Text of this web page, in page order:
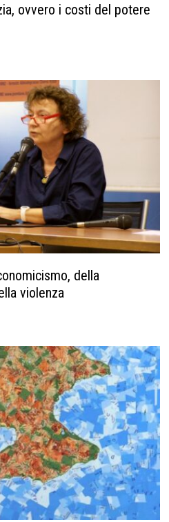
ovvero i costi del potere
della
violenza